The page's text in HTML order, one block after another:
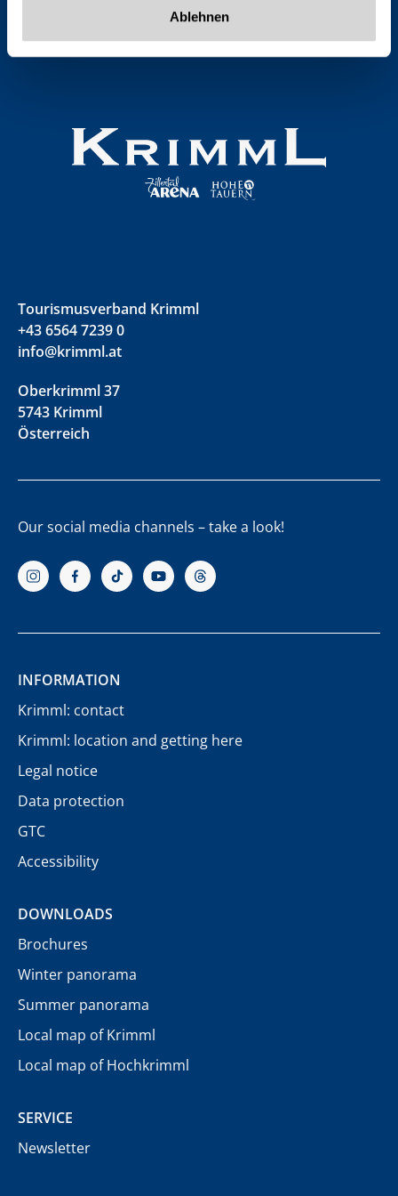
Ablehnen
Tourismusverband Krimml
+43 6564 7239 0
info@krimml.at
Oberkrimml 37
5743 Krimml
Österreich
Our social media channels – take a look!
INFORMATION
Krimml: contact
Krimml: location and getting here
Legal notice
Data protection
GTC
Accessibility
DOWNLOADS
Brochures
Winter panorama
Summer panorama
Local map of Krimml
Local map of Hochkrimml
SERVICE
Newsletter